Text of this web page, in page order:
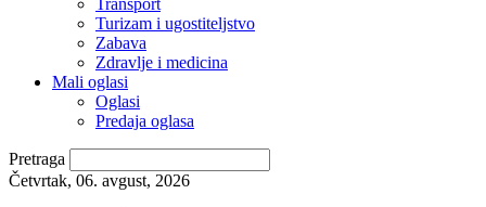
Transport
Turizam i ugostiteljstvo
Zabava
Zdravlje i medicina
Mali oglasi
Oglasi
Predaja oglasa
Pretraga
Četvrtak, 06. avgust, 2026